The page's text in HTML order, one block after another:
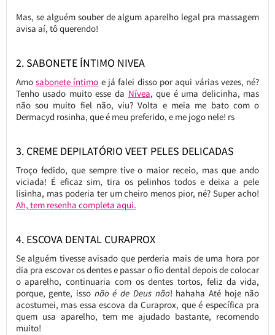
Mas, se alguém souber de algum aparelho legal pra massagem
avisa aí, tô querendo!
2. SABONETE ÍNTIMO NIVEA
Amo sabonete íntimo e já falei disso por aqui várias vezes, né?
Tenho usado muito esse da Nívea, que é uma delicinha, mas
não sou muito fiel não, viu? Volta e meia me bato com o
Dermacyd rosinha, que é meu preferido, e me jogo nele! rs
3. CREME DEPILATÓRIO VEET PELES DELICADAS
Troço fedido, que sempre tive o maior receio, mas que ando
viciada! É eficaz sim, tira os pelinhos todos e deixa a pele
lisinha, mas poderia ter um cheiro menos pior, né? Super acho!
Ah, tem resenha completa aqui.
4. ESCOVA DENTAL CURAPROX
Se alguém tivesse avisado que perderia mais de uma hora por
dia pra escovar os dentes e passar o fio dental depois de colocar
o aparelho, continuaria com os dentes tortos, feliz da vida,
porque, gente, isso não é de Deus não! hahaha Até hoje não
acostumei, mas essa escova da Curaprox, que é específica pra
quem usa aparelho, tem me ajudado bastante, recomendo
muito!